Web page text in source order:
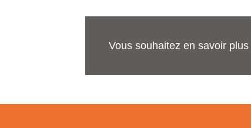
Vous souhaitez en savoir